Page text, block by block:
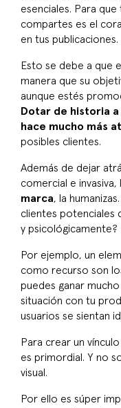
esenciales. Para que
compartes es el
en tus publicaciones.
Esto se debe a que el
manera que su
aunque estés
Dotar de historia
hace mucho más
posibles clientes.
Además de dejar
comercial e invasiva,
marca, la
clientes potenciales
y psicológicamente?
Por ejemplo, un
como recurso son
puedes ganar
situación con tu
usuarios se sientan
Para crear un
es primordial. Y no
visual.
Por ello es súper